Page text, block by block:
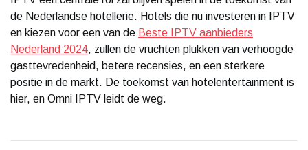
de Nederlandse hotellerie. Hotels die nu investeren in IPTV
en kiezen voor een van de Beste IPTV aanbieders
Nederland 2024, zullen de vruchten plukken van verhoogde
gasttevredenheid, betere recensies, en een sterkere
positie in de markt. De toekomst van hotelentertainment is
hier, en Omni IPTV leidt de weg.